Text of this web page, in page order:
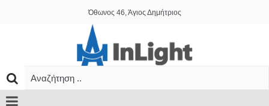
Όθωνος 46, Άγιος Δημήτριος